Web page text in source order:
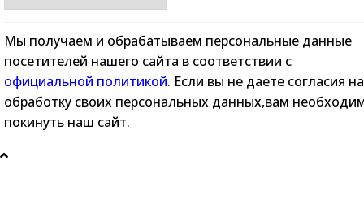
Мы получаем и обрабатываем персональные данные
посетителей нашего сайта в соответствии с
официальной политикой. Если вы не даете согласия на
обработку своих персональных данных,вам
покинуть наш сайт.